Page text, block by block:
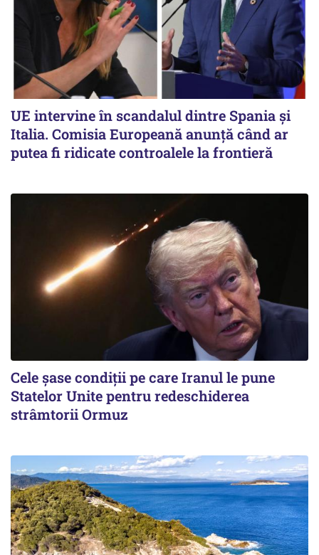
UE intervine în scandalul dintre Spania și
Italia. Comisia Europeană anunță când ar
putea fi ridicate controalele la frontieră
Cele șase condiții pe care Iranul le pune
Statelor Unite pentru redeschiderea
strâmtorii Ormuz